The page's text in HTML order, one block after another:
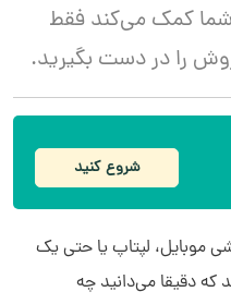
شما کمک می‌کند فقط
را در دست بگیرید.
شروع کنید
موبایل، لپتاپ یا حتی یک
که دقیقا می‌دانید چه